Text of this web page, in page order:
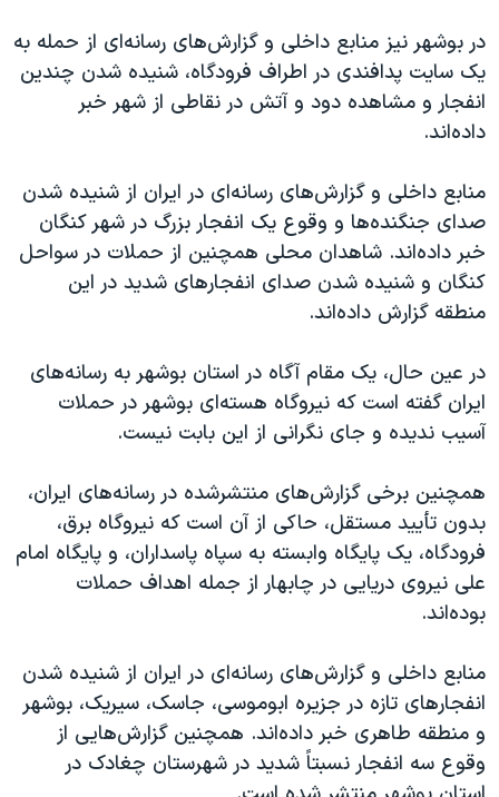
در بوشهر نیز منابع داخلی و گزارش‌های رسانه‌ای از حمله به
یک سایت پدافندی در اطراف فرودگاه، شنیده شدن چندین
انفجار و مشاهده دود و آتش در نقاطی از شهر خبر
داده‌اند.
منابع داخلی و گزارش‌های رسانه‌ای در ایران از شنیده شدن
صدای جنگنده‌ها و وقوع یک انفجار بزرگ در شهر کنگان
خبر داده‌اند. شاهدان محلی همچنین از حملات در سواحل
کنگان و شنیده شدن صدای انفجارهای شدید در این
منطقه گزارش داده‌اند.
در عین حال، یک مقام آگاه در استان بوشهر به رسانه‌های
ایران گفته است که نیروگاه هسته‌ای بوشهر در حملات
آسیب ندیده و جای نگرانی از این بابت نیست.
همچنین برخی گزارش‌های منتشرشده در رسانه‌های ایران،
بدون تأیید مستقل، حاکی از آن است که نیروگاه برق،
فرودگاه، یک پایگاه وابسته به سپاه پاسداران، و پایگاه امام
علی نیروی دریایی در چابهار از جمله اهداف حملات
بوده‌اند.
منابع داخلی و گزارش‌های رسانه‌ای در ایران از شنیده شدن
انفجارهای تازه در جزیره ابوموسی، جاسک، سیریک، بوشهر
و منطقه طاهری خبر داده‌اند. همچنین گزارش‌هایی از
وقوع سه انفجار نسبتاً شدید در شهرستان چغادک در